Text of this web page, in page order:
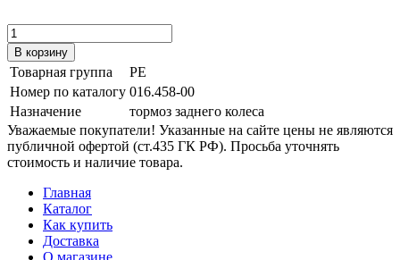
Товарная группа
PE
Номер по каталогу 016.458-00
Назначение
тормоз заднего колеса
Уважаемые покупатели! Указанные на сайте цены не являются
публичной офертой (ст.435 ГК РФ). Просьба уточнять
стоимость и наличие товара.
Главная
Каталог
Как купить
Доставка
О магазине